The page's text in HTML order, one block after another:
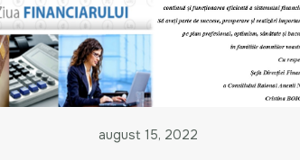
august 15, 2022